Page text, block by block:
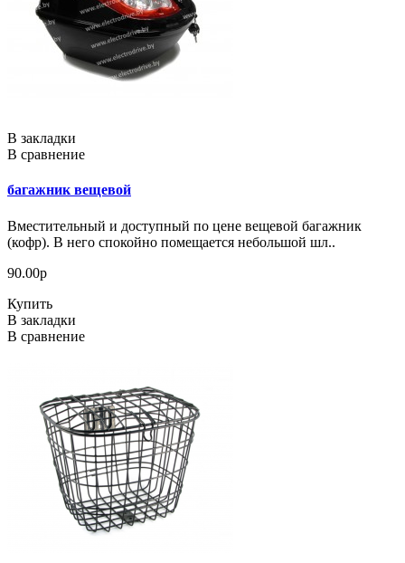
В закладки
В сравнение
багажник вещевой
Вместительный и доступный по цене вещевой багажник
(кофр). В него спокойно помещается небольшой шл..
90.00р
Купить
В закладки
В сравнение